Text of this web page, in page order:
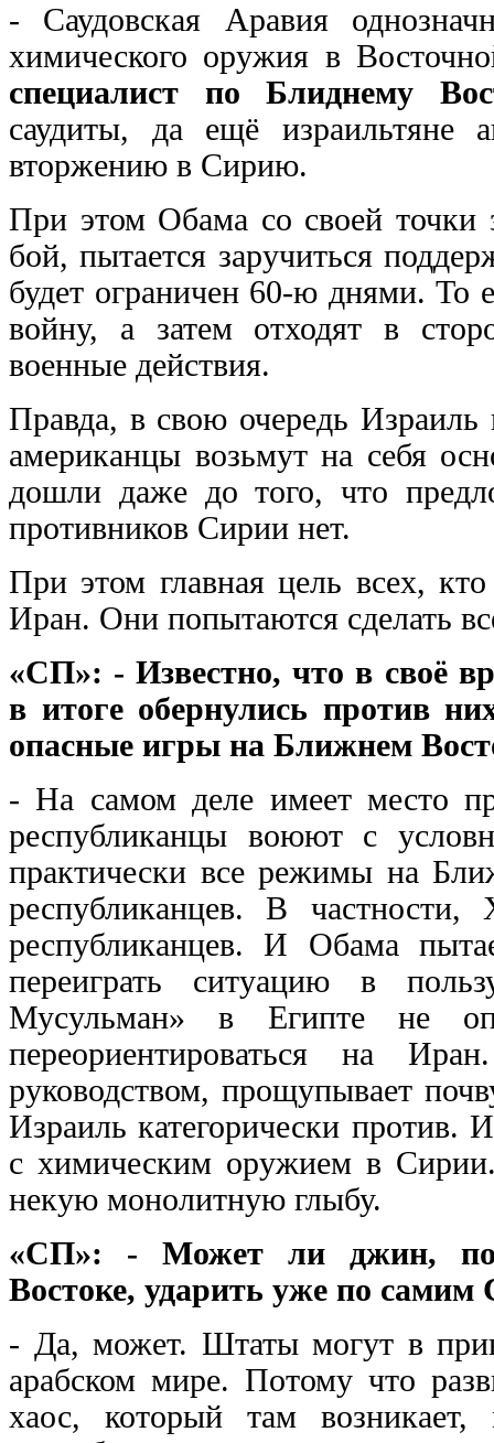
- Саудовская Аравия
химического оружия в
специалист по Блиднему
саудиты, да ещё израильтяне
вторжению в Сирию.
При этом Обама со своей точки
бой, пытается заручиться
будет ограничен 60-ю днями. То
войну, а затем отходят в
военные действия.
Правда, в свою очередь
американцы возьмут на себя
дошли даже до того, что
противников Сирии нет.
При этом главная цель всех,
Иран. Они попытаются сделать
«СП»: - Известно, что в своё
в итоге обернулись против
опасные игры на Ближнем
- На самом деле имеет место
республиканцы воюют с
практически все режимы на
республиканцев. В
республиканцев. И Обама
переиграть ситуацию в
Мусульман» в Египте не
переориентироваться на
руководством, прощупывает
Израиль категорически против.
с химическим оружием в
некую монолитную глыбу.
«СП»: - Может ли джин,
Востоке, ударить уже по
- Да, может. Штаты могут в
арабском мире. Потому что
хаос, который там